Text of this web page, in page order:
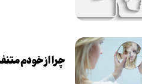
چرا از خودم